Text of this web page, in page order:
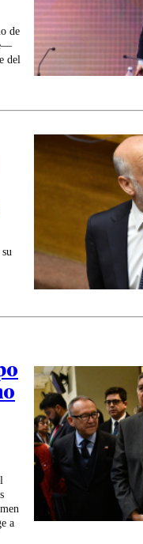
de
del
a